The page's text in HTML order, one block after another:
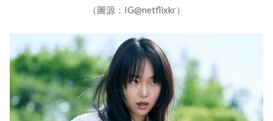
（圖源：IG@netflixkr）